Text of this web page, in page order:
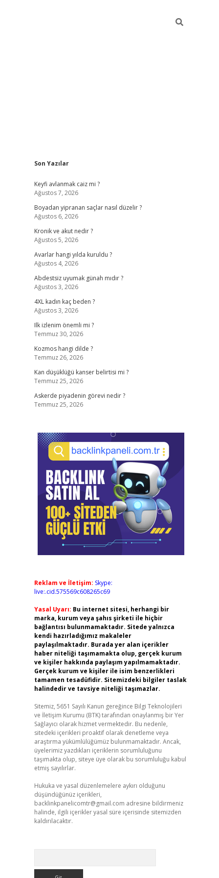
Sidebar
Son Yazılar
Keyfi avlanmak caiz mi ?
Ağustos 7, 2026
Boyadan yipranan saçlar nasıl düzelir ?
Ağustos 6, 2026
Kronik ve akut nedir ?
Ağustos 5, 2026
Avarlar hangi yılda kuruldu ?
Ağustos 4, 2026
Abdestsiz uyumak günah mıdır ?
Ağustos 3, 2026
4XL kadın kaç beden ?
Ağustos 3, 2026
Ilk izlenim önemli mi ?
Temmuz 30, 2026
Kozmos hangi dilde ?
Temmuz 26, 2026
Kan düşüklüğü kanser belirtisi mi ?
Temmuz 25, 2026
Askerde piyadenin görevi nedir ?
Temmuz 25, 2026
Reklam ve İletişim: Skype:
live:.cid.575569c608265c69
Yasal Uyarı: Bu internet sitesi, herhangi bir
marka, kurum veya şahıs şirketi ile hiçbir
bağlantısı bulunmamaktadır. Sitede yalnızca
kendi hazırladığımız makaleler
paylaşılmaktadır. Burada yer alan içerikler
haber niteliği taşımamakta olup, gerçek kurum
ve kişiler hakkında paylaşım yapılmamaktadır.
Gerçek kurum ve kişiler ile isim benzerlikleri
tamamen tesadüfidir. Sitemizdeki bilgiler taslak
halindedir ve tavsiye niteliği taşımazlar.
Sitemiz, 5651 Sayılı Kanun gereğince Bilgi Teknolojileri
ve İletişim Kurumu (BTK) tarafından onaylanmış bir Yer
Sağlayıcı olarak hizmet vermektedir. Bu nedenle,
sitedeki içerikleri proaktif olarak denetleme veya
araştırma yükümlülüğümüz bulunmamaktadır. Ancak,
üyelerimiz yazdıkları içeriklerin sorumluluğunu
taşımakta olup, siteye üye olarak bu sorumluluğu kabul
etmiş sayılırlar.
Hukuka ve yasal düzenlemelere aykırı olduğunu
düşündüğünüz içerikleri,
backlinkpanelicomtr@gmail.com adresine bildirmeniz
halinde, ilgili içerikler yasal süre içerisinde sitemizden
kaldırılacaktır.